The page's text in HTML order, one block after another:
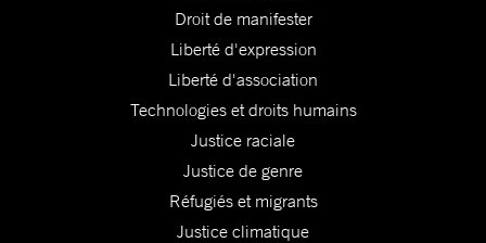
Droit de manifester
Liberté d'expression
Liberté d'association
Technologies et droits humains
Justice raciale
Justice de genre
Réfugiés et migrants
Justice climatique